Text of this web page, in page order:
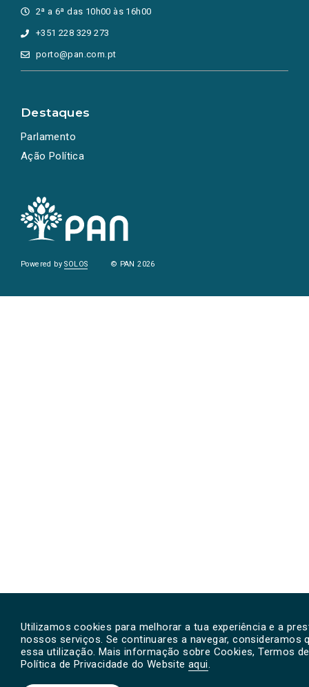
Utilizamos cookies para melhorar a tua experiência e a
nossos serviços. Se continuares a navegar, consideramos
essa utilização. Mais informação sobre Cookies, Termos
Política de Privacidade do Website aqui.
2ª a 6ª das 10h00 às 16h00
+351 228 329 273
porto@pan.com.pt
Destaques
Parlamento
Ação Política
Powered bySOLOS © PAN 2026